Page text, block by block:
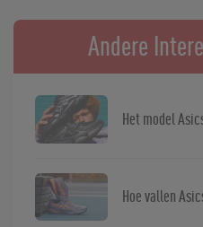
Andere
Het model
Hoe vallen